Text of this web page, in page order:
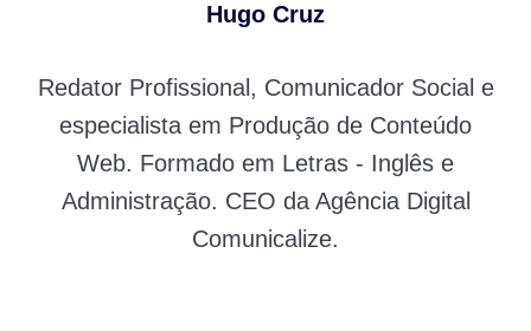
Hugo Cruz
Redator Profissional, Comunicador Social e
especialista em Produção de Conteúdo
Web. Formado em Letras - Inglês e
Administração. CEO da Agência Digital
Comunicalize.